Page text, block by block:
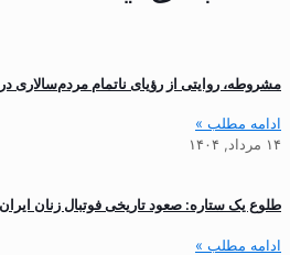
مشروطه، روایتی از رؤیای ناتمام
ادامه مطلب »
۱۴ مرداد, ۱۴۰۴
طلوع یک ستاره: صعود تاریخی فوتبال زنان
ادامه مطلب »